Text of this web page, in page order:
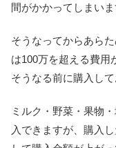
間がかかってしまいま
そうなってからあら
は100万を超える費用
そうなる前に購入し
ミルク・野菜・果物
入できますが、購入